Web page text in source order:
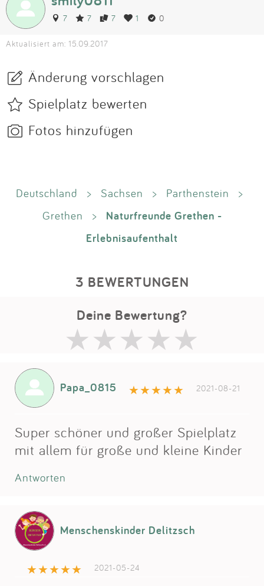
7 7 7 1 0
Aktualisiert am: 15.09.2017
Änderung vorschlagen
Spielplatz bewerten
Fotos hinzufügen
Deutschland > Sachsen > Parthenstein
>
Grethen
>
Naturfreunde Grethen -
Erlebnisaufenthalt
3 BEWERTUNGEN
Deine Bewertung?
Papa_0815 2021-08-21
Super schöner und großer Spielplatz
mit allem für große und kleine Kinder
Antworten
Menschenskinder Delitzsch
2021-05-24